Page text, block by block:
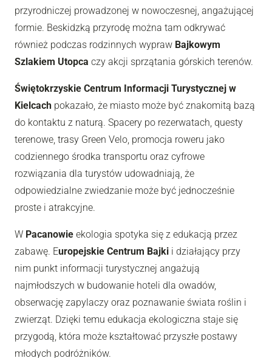
przyrodniczej prowadzonej w nowoczesnej, angażującej
formie. Beskidzką przyrodę można tam odkrywać
również podczas rodzinnych wypraw Bajkowym
Szlakiem Utopca czy akcji sprzątania górskich terenów.
Świętokrzyskie Centrum Informacji Turystycznej w
Kielcach pokazało, że miasto może być znakomitą bazą
do kontaktu z naturą. Spacery po rezerwatach, questy
terenowe, trasy Green Velo, promocja roweru jako
codziennego środka transportu oraz cyfrowe
rozwiązania dla turystów udowadniają, że
odpowiedzialne zwiedzanie może być jednocześnie
proste i atrakcyjne.
W Pacanowie ekologia spotyka się z edukacją przez
zabawę. Europejskie Centrum Bajki i działający przy
nim punkt informacji turystycznej angażują
najmłodszych w budowanie hoteli dla owadów,
obserwację zapylaczy oraz poznawanie świata roślin i
zwierząt. Dzięki temu edukacja ekologiczna staje się
przygodą, która może kształtować przyszłe postawy
młodych podróżników.